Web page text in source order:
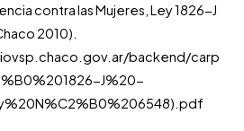
contra las Mujeres, Ley 1826-J
2010).
backend/carp
J%20-